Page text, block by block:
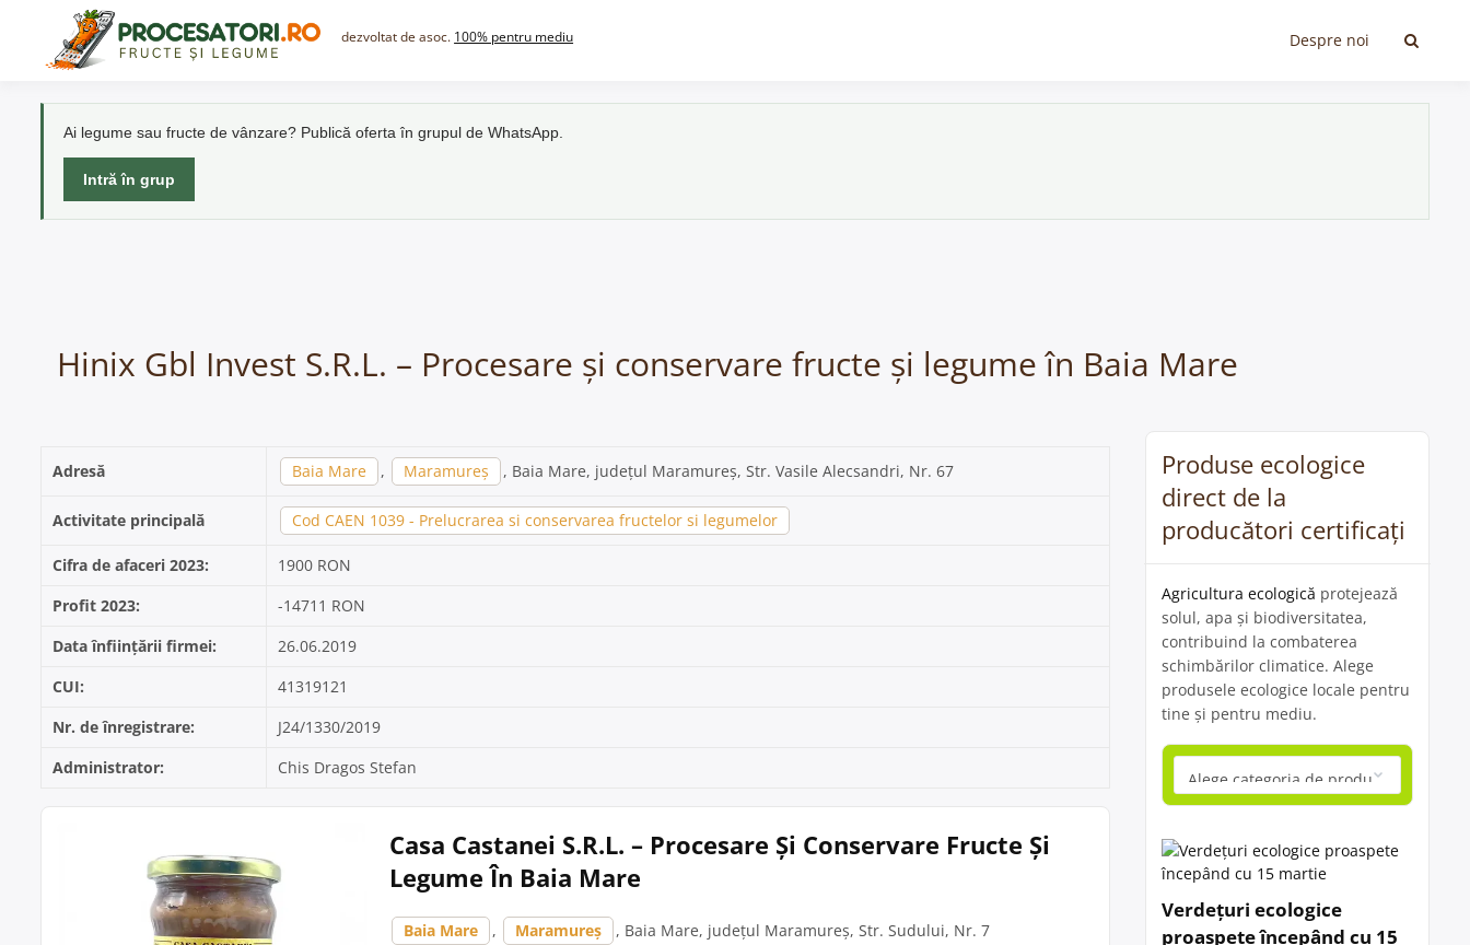
content
dezvoltat de asoc. 100% pentru mediu Despre noi
Ai legume sau fructe de vânzare? Publică oferta în grupul de WhatsApp.
Intră în grup
Hinix Gbl Invest S.R.L. – Procesare și conservare fructe și legume în Baia Mare
Adresă Baia Mare , Maramureș , Baia Mare, județul Maramureș, Str. Vasile Alecsandri, Nr. 67
Activitate principală Cod CAEN 1039 - Prelucrarea si conservarea fructelor si legumelor
Cifra de afaceri 2023:
1900 RON
Profit 2023:
-14711 RON
Data înființării firmei:
26.06.2019
CUI:
41319121
Nr. de înregistrare:
J24/1330/2019
Administrator:
Chis Dragos Stefan
Casa Castanei S.R.L. – Procesare Și Conservare Fructe Și
Legume În Baia Mare
Baia Mare , Maramureș , Baia Mare, județul Maramureș, Str. Sudului, Nr. 7
Produse ecologice
direct de la
producători certificați
Agricultura ecologică protejează
solul, apa și biodiversitatea,
contribuind la combaterea
schimbărilor climatice. Alege
produsele ecologice locale pentru
tine și pentru mediu.
Verdețuri ecologice
proaspete începând cu 15